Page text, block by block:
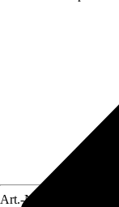
Art.-Nr.